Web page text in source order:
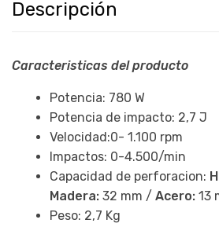
Descripción
Caracteristicas del producto
Potencia: 780 W
Potencia de impacto: 2,7 J
Velocidad:0- 1.100 rpm
Impactos: 0-4.500/min
Capacidad de perforacion:
Madera: 32 mm / Acero: 13
Peso: 2,7 Kg